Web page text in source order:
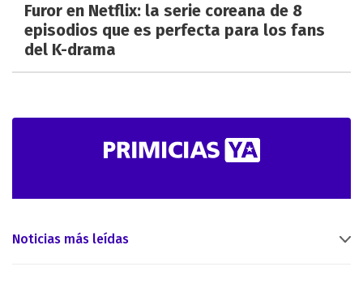
Furor en Netflix: la serie coreana de 8
episodios que es perfecta para los fans
del K-drama
Noticias más leídas